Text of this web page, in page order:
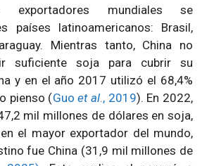
exportadores mundiales se
países latinoamericanos: Brasil,
Mientras tanto, China no
suficiente soja para cubrir su
y en el año 2017 utilizó el 68,4%
pienso (Guoet al., 2019). En 2022,
mil millones de dólares en soja,
el mayor exportador del mundo,
fue China (31,9 mil millones de